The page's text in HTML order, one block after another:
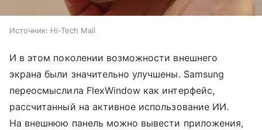
Источник: Hi-Tech Mail
И в этом поколении возможности внешнего
экрана были значительно улучшены. Samsung
переосмыслила FlexWindow как интерфейс,
рассчитанный на активное использование ИИ.
На внешнюю панель можно вывести приложения,